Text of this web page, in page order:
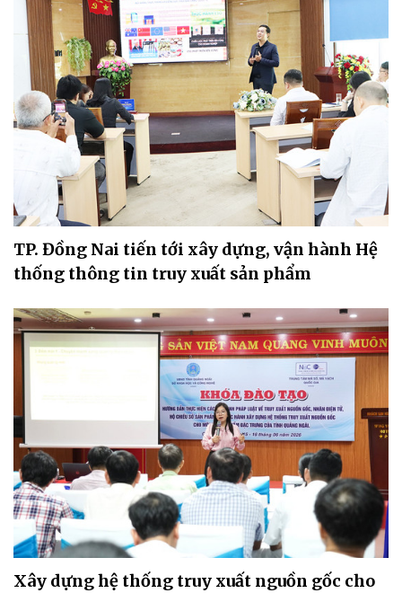
TP. Đồng Nai tiến tới xây dựng, vận hành Hệ
thống thông tin truy xuất sản phẩm
Xây dựng hệ thống truy xuất nguồn gốc cho